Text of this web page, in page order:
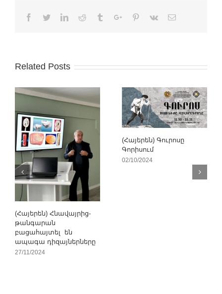
Facebook
TwitterLinkedinReddit TumblrGoogle+Pinterest
Vk Email
Related Posts
(Հայերեն) Հնավայրից-
թանգարան
բացահայտել են
ապագա դիզայներները
27/11/2024
(Հայերեն) Գուրոսը
Գորիսում
02/10/2024